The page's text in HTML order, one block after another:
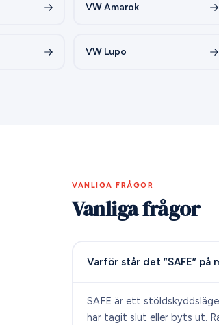
VW Amarok
VW Lupo
VANLIGA FRÅGOR
Vanliga frågor
Varför står det ”SAFE” på
SAFE är ett
har tagit slut eller byts ut.